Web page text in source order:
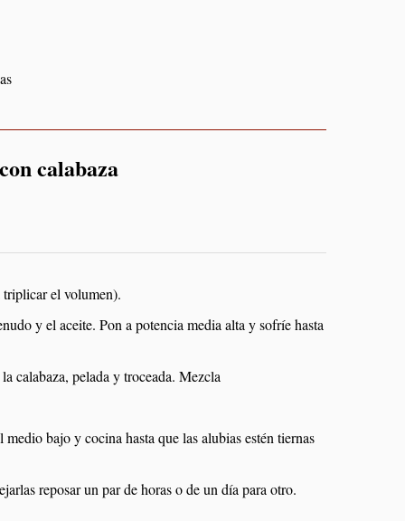
calabaza
triplicar el volumen).
y el aceite. Pon a potencia media alta y sofríe hasta
calabaza, pelada y troceada. Mezcla
bajo y cocina hasta que las alubias estén tiernas
reposar un par de horas o de un día para otro.